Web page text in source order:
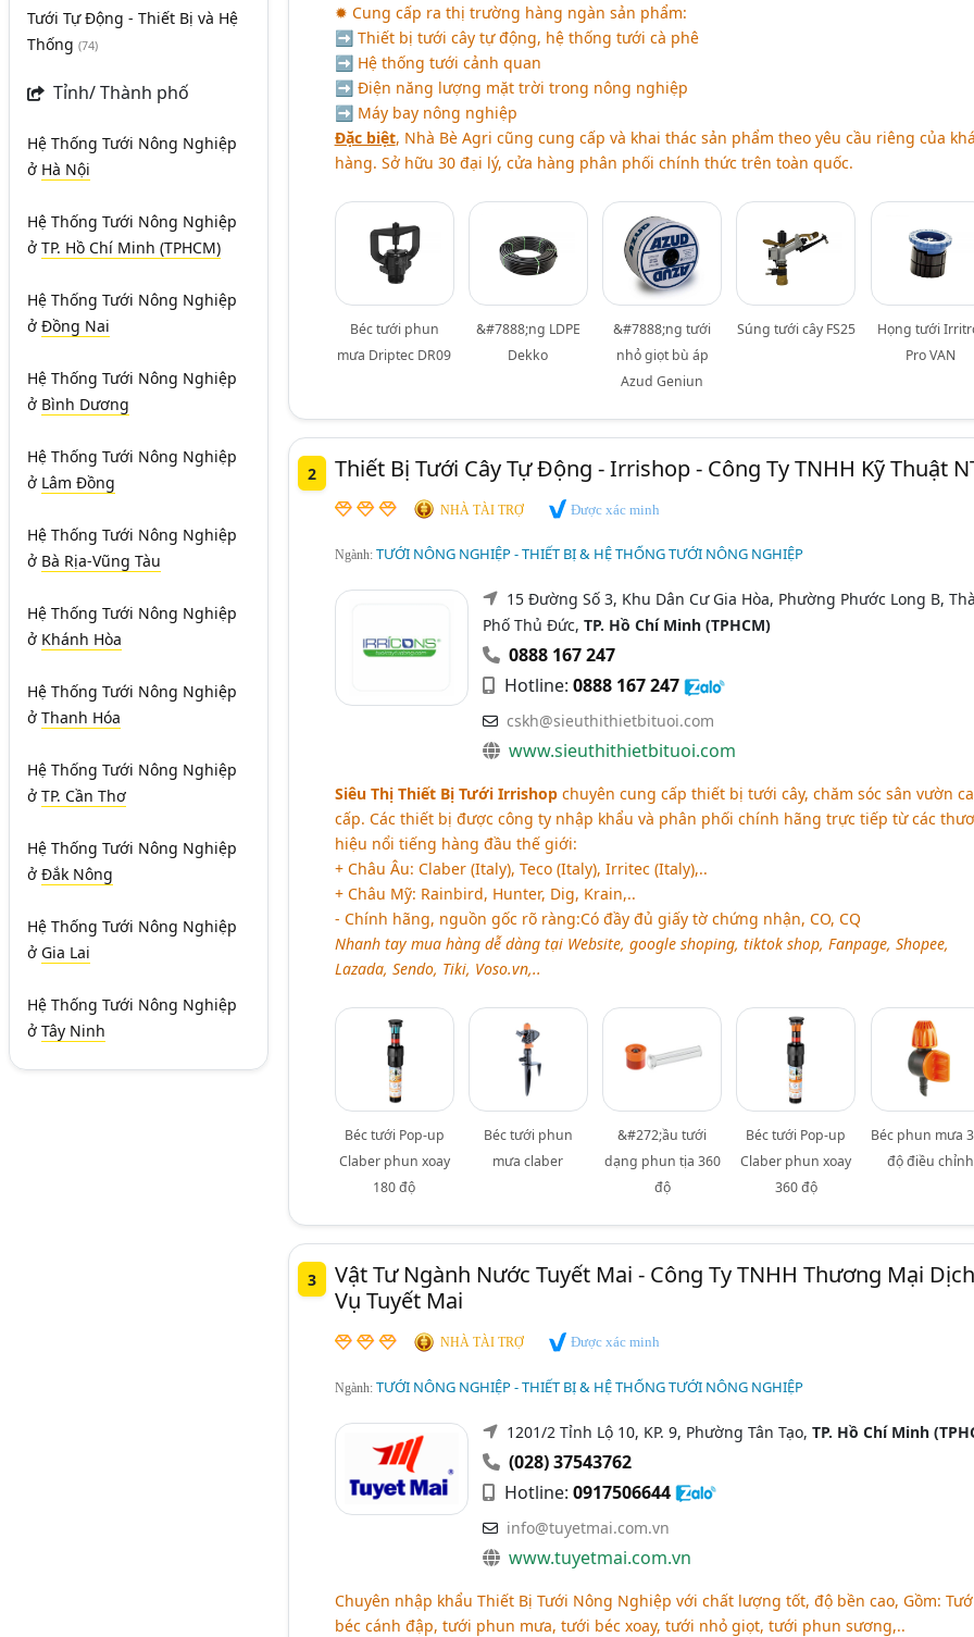
Tưới Tự Động - Thiết Bị và Hệ
Thống (74)
Tỉnh/ Thành phố
Hệ Thống Tưới Nông Nghiệp
ở Hà Nội
Hệ Thống Tưới Nông Nghiệp
ở TP. Hồ Chí Minh (TPHCM)
Hệ Thống Tưới Nông Nghiệp
ở Đồng Nai
Hệ Thống Tưới Nông Nghiệp
ở Bình Dương
Hệ Thống Tưới Nông Nghiệp
ở Lâm Đồng
Hệ Thống Tưới Nông Nghiệp
ở Bà Rịa-Vũng Tàu
Hệ Thống Tưới Nông Nghiệp
ở Khánh Hòa
Hệ Thống Tưới Nông Nghiệp
ở Thanh Hóa
Hệ Thống Tưới Nông Nghiệp
ở TP. Cần Thơ
Hệ Thống Tưới Nông Nghiệp
ở Đắk Nông
Hệ Thống Tưới Nông Nghiệp
ở Gia Lai
Hệ Thống Tưới Nông Nghiệp
ở Tây Ninh
✹ Cung cấp ra thị trường hàng ngàn sản phẩm:
➡ Thiết bị tưới cây tự động, hệ thống tưới cà phê
➡ Hệ thống tưới cảnh quan
➡ Điện năng lượng mặt trời trong nông nghiệp
➡ Máy bay nông nghiệp
Đặc biệt, Nhà Bè Agri cũng cung cấp và khai thác sản phẩm theo yêu cầu riêng của
hàng. Sở hữu 30 đại lý, cửa hàng phân phối chính thức trên toàn quốc.
Béc tưới phun
mưa Driptec DR09
&#7888;ng LDPE
Dekko
&#7888;ng tưới
nhỏ giọt bù áp
Azud Geniun
Súng tưới cây FS25
Họng tưới
Pro VAN
2 Thiết Bị Tưới Cây Tự Động - Irrishop - Công Ty TNHH Kỹ Thuật
NHÀ TÀI TRỢ Được xác minh
Ngành: TƯỚI NÔNG NGHIỆP - THIẾT BỊ & HỆ THỐNG TƯỚI NÔNG NGHIỆP
15 Đường Số 3, Khu Dân Cư Gia Hòa, Phường Phước Long B,
Phố Thủ Đức, TP. Hồ Chí Minh (TPHCM)
0888 167 247
Hotline: 0888 167 247
cskh@sieuthithietbituoi.com
www.sieuthithietbituoi.com
Siêu Thị Thiết Bị Tưới Irrishopchuyên cung cấp thiết bị tưới cây, chăm sóc sân vườn
cấp. Các thiết bị được công ty nhập khẩu và phân phối chính hãng trực tiếp từ các
hiệu nổi tiếng hàng đầu thế giới:
+ Châu Âu: Claber (Italy), Teco (Italy), Irritec (Italy),..
+ Châu Mỹ: Rainbird, Hunter, Dig, Krain,..
- Chính hãng, nguồn gốc rõ ràng:Có đầy đủ giấy tờ chứng nhận, CO, CQ
Nhanh tay mua hàng dễ dàng tại Website, google shoping, tiktok shop, Fanpage, Shopee,
Lazada, Sendo, Tiki, Voso.vn,..
Béc tưới Pop-up
Claber phun xoay
180 độ
Béc tưới phun
mưa claber
&#272;ầu tưới
dạng phun tịa 360
độ
Béc tưới Pop-up
Claber phun xoay
360 độ
Béc phun mưa
độ điều chỉnh
3
Vật Tư Ngành Nước Tuyết Mai - Công Ty TNHH Thương Mại Dịch
Vụ Tuyết Mai
NHÀ TÀI TRỢ Được xác minh
Ngành: TƯỚI NÔNG NGHIỆP - THIẾT BỊ & HỆ THỐNG TƯỚI NÔNG NGHIỆP
1201/2 Tỉnh Lộ 10, KP. 9, Phường Tân Tạo, TP. Hồ Chí Minh
(028) 37543762
Hotline: 0917506644
info@tuyetmai.com.vn
www.tuyetmai.com.vn
Chuyên nhập khẩu Thiết Bị Tưới Nông Nghiệp với chất lượng tốt, độ bền cao, Gồm:
béc cánh đập, tưới phun mưa, tưới béc xoay, tưới nhỏ giọt, tưới phun sương,..